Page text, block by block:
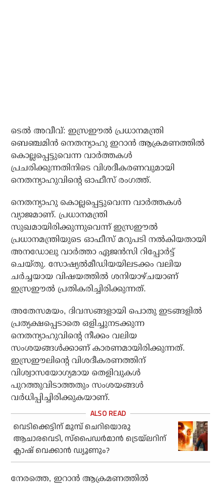
ടെല്‍ അവീവ്: ഇസ്രഈല്‍ പ്രധാനമന്ത്രി
ബെഞ്ചമിന്‍ നെതന്യാഹു ഇറാന്‍ ആക്രമണത്തില്‍
കൊല്ലപ്പെട്ടുവെന്ന വാര്‍ത്തകള്‍
പ്രചരിക്കുന്നതിനിടെ വിശദീകരണവുമായി
നെതന്യാഹുവിന്റെ ഓഫീസ് രംഗത്ത്.
നെതന്യാഹു കൊല്ലപ്പെട്ടുവെന്ന വാര്‍ത്തകള്‍
വ്യാജമാണ്. പ്രധാനമന്ത്രി
സുഖമായിരിക്കുന്നുവെന്ന് ഇസ്രഈല്‍
പ്രധാനമന്ത്രിയുടെ ഓഫീസ് മറുപടി നല്‍കിയതായി
അനഡോലു വാര്‍ത്താ ഏജന്‍സി റിപ്പോര്‍ട്ട്
ചെയ്തു. സോഷ്യല്‍മീഡിയയിലടക്കം വലിയ
ചര്‍ച്ചയായ വിഷയത്തില്‍ ശനിയാഴ്ചയാണ്
ഇസ്രഈല്‍ പ്രതികരിച്ചിരിക്കുന്നത്.
അതേസമയം, ദിവസങ്ങളായി പൊതു ഇടങ്ങളില്‍
പ്രത്യക്ഷപ്പെടാതെ ഒളിച്ചുനടക്കുന്ന
നെതന്യാഹുവിന്റെ നീക്കം വലിയ
സംശയങ്ങള്‍ക്കാണ് കാരണമായിരിക്കുന്നത്.
ഇസ്രഈലിന്റെ വിശദീകരണത്തിന്
വിശ്വാസയോഗ്യമായ തെളിവുകള്‍
പുറത്തുവിടാത്തതും സംശയങ്ങള്‍
വര്‍ധിപ്പിച്ചിരിക്കുകയാണ്.
വെടിക്കെട്ടിന് മുമ്പ് ചെറിയൊരു
ആചാരവെടി, സ്‌പൈഡര്‍മാന്‍ ട്രെയ്‌ലറിന്
ക്ലാഷ് വെക്കാന്‍ ഡ്യൂണും?
നേരത്തെ, ഇറാന്‍ ആക്രമണത്തില്‍